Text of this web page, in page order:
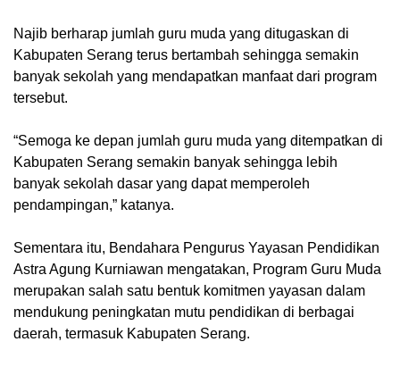
Najib berharap jumlah guru muda yang ditugaskan di
Kabupaten Serang terus bertambah sehingga semakin
banyak sekolah yang mendapatkan manfaat dari program
tersebut.
“Semoga ke depan jumlah guru muda yang ditempatkan di
Kabupaten Serang semakin banyak sehingga lebih
banyak sekolah dasar yang dapat memperoleh
pendampingan,” katanya.
Sementara itu, Bendahara Pengurus Yayasan Pendidikan
Astra Agung Kurniawan mengatakan, Program Guru Muda
merupakan salah satu bentuk komitmen yayasan dalam
mendukung peningkatan mutu pendidikan di berbagai
daerah, termasuk Kabupaten Serang.